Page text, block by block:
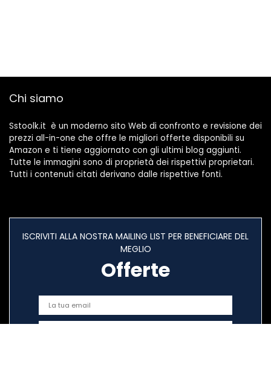
Chi siamo
Sstoolk.it è un moderno sito Web di confronto e revisione dei
prezzi all-in-one che offre le migliori offerte disponibili su
Amazon e ti tiene aggiornato con gli ultimi blog aggiunti.
Tutte le immagini sono di proprietà dei rispettivi proprietari.
Tutti i contenuti citati derivano dalle rispettive fonti.
ISCRIVITI ALLA NOSTRA MAILING LIST PER BENEFICIARE DEL
MEGLIO
Offerte